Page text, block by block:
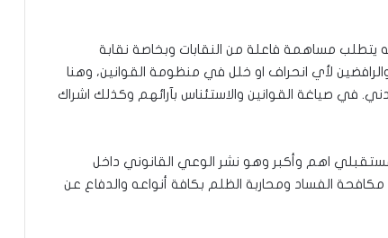
يتطلب مساهمة فاعلة من النقابات وبخاصة نقابة
لأي انحراف او خلل في منظومة القوانين، وهنا
صياغة القوانين والاستئناس بآرائهم وكذلك اشراك
اهم وأكبر وهو نشر الوعي القانوني داخل
الفساد ومحاربة الظلم بكافة أنواعه والدفاع عن